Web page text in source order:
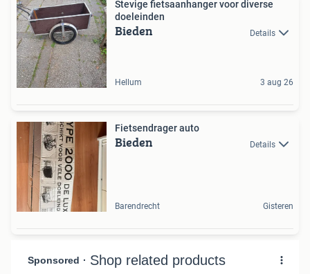
Stevige fietsaanhanger voor diverse
doeleinden
Bieden Details
Hellum 3 aug 26
Fietsendrager auto
Bieden Details
Barendrecht Gisteren